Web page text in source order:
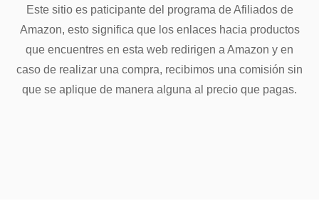
Este sitio es paticipante del programa de Afiliados de
Amazon, esto significa que los enlaces hacia productos
que encuentres en esta web redirigen a Amazon y en
caso de realizar una compra, recibimos una comisión sin
que se aplique de manera alguna al precio que pagas.